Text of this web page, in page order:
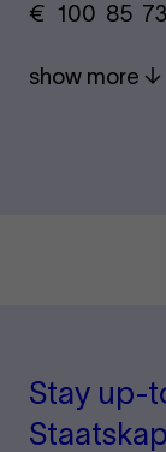
€
100 85
show more
Stay up-